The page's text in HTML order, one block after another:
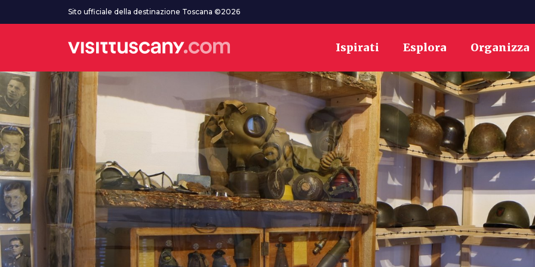
Vai al contenuto principaleSito ufficiale della destinazione Toscana ©2026
Ispirati Esplora Organizza